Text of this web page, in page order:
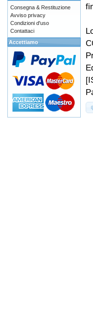
Consegna & Restituzione
Avviso privacy
Condizioni d'uso
Contattaci
Accettiamo